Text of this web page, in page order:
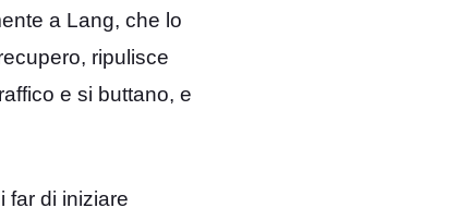
a Lang, che lo
ripulisce
e si buttano, e
far di iniziare